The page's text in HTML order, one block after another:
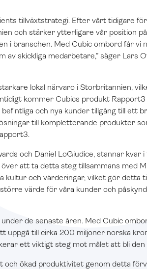
tillväxtstrategi. Efter vårt tidigare
och stärker ytterligare vår position
i branschen. Med Cubic ombord får vi
skickliga medarbetare,” säger Lars
lokal närvaro i Storbritannien,
kommer Cubics produkt
och nya kunder tillgång till ett
till kompletterande produkter
och Daniel LoGiudice, stannar
över att ta detta steg tillsammans med
kultur och värderingar, vilket gör detta
värde för våra kunder och
de senaste åren. Med Cubic
uppgå till cirka 200 miljoner norska
ett viktigt steg mot målet att bli
och ökad produktivitet genom detta